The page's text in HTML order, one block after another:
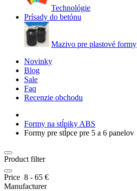
Technológie
Prísady do betónu
Mazivo pre plastové formy
Novinky
Blog
Sale
Faq
Recenzie obchodu
Formy na stĺpiky ABS
Formy pre stĺpce pre 5 a 6 panelov
Product filter
Price 8 - 65 €
Manufacturer